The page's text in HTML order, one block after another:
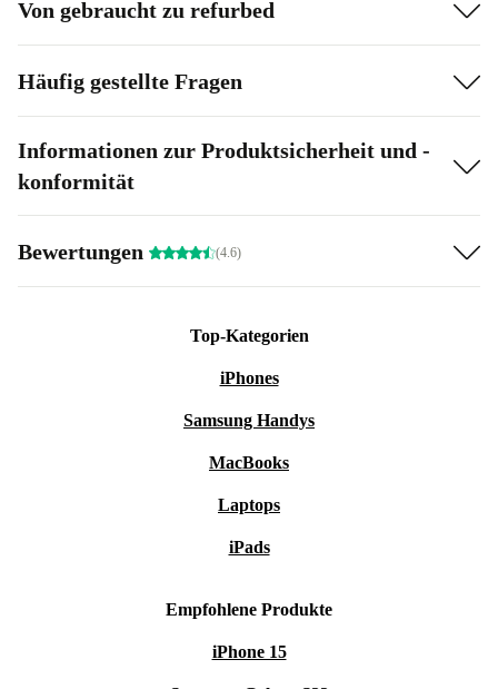
Von gebraucht zu refurbed
Häufig gestellte Fragen
Informationen zur Produktsicherheit und -
konformität
Bewertungen (4.6)
Top-Kategorien
iPhones
Samsung Handys
MacBooks
Laptops
iPads
Empfohlene Produkte
iPhone 15